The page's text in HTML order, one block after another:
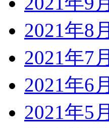
2021年8月
2021年7月
2021年6月
2021年5月